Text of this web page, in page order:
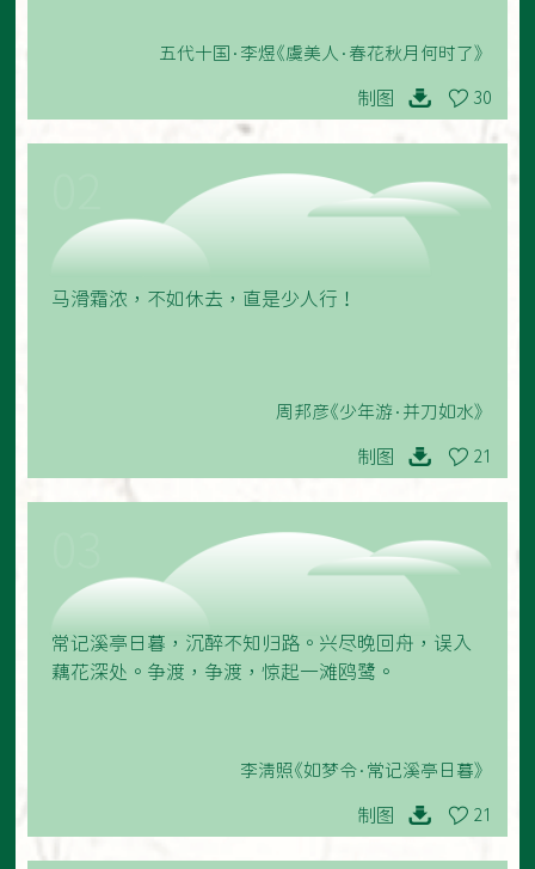
五代十国·李煜《虞美人·春花秋月何时了》
制图 30
马滑霜浓，不如休去，直是少人行！
周邦彦《少年游·并刀如水》
制图 21
常记溪亭日暮，沉醉不知归路。兴尽晚回舟，误入
藕花深处。争渡，争渡，惊起一滩鸥鹭。
李清照《如梦令·常记溪亭日暮》
制图 21